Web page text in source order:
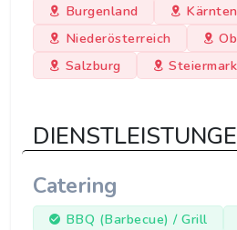
Burgenland
Kärnten
Niederösterreich
Salzburg
Steiermark
Catering
BBQ (Barbecue) / Grill